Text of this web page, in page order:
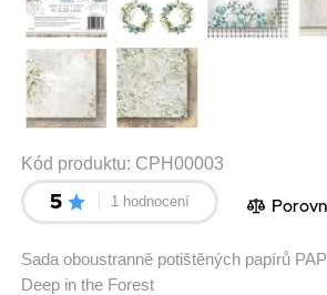
Kód produktu: CPH00003
5 1 hodnocení
Sada oboustranně potištěných papírů
Deep in the Forest